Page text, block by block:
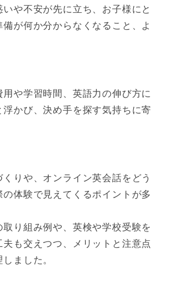
や不安が先に立ち、お子様にと
が何か分からなくなること、よ
や学習時間、英語力の伸び方に
浮かび、決め手を探す気持ちに寄
りや、オンライン英会話をどう
体験で見えてくるポイントが多
り組み例や、英検や学校受験を
夫も交えつつ、メリットと注意点
ました。